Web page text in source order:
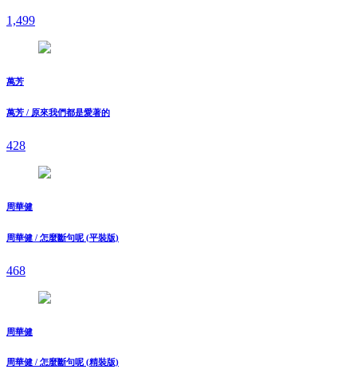
1,499
萬芳
萬芳 / 原來我們都是愛著的
428
周華健
周華健 / 怎麼斷句呢 (平裝版)
468
周華健
周華健 / 怎麼斷句呢 (精裝版)